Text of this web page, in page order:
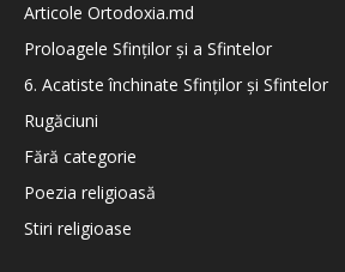
Articole Ortodoxia.md
Proloagele Sfinților și a Sfintelor
6. Acatiste închinate Sfinților și Sfintelor
Rugăciuni
Fără categorie
Poezia religioasă
Stiri religioase